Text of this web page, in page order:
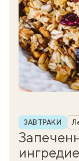
Рубрика
ЗАВТРАКИ